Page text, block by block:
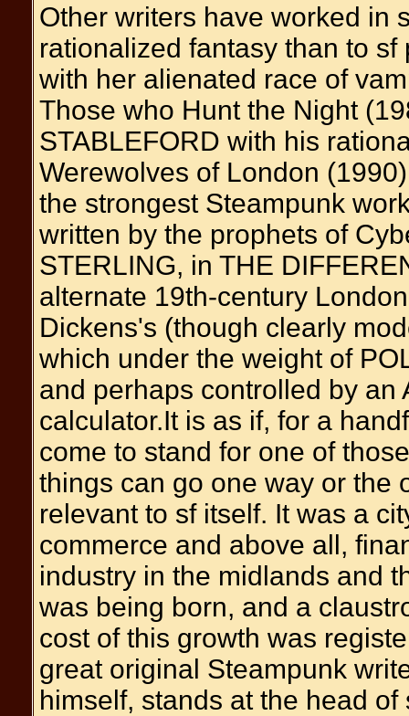
Other writers have worked in
rationalized fantasy than to
with her alienated race of
Those who Hunt the Night
STABLEFORD with his
Werewolves of London
the strongest Steampunk
written by the prophets of
STERLING, in THE
alternate 19th-century
Dickens's (though clearly
which under the weight of
and perhaps controlled by an
calculator.It is as if, for a
come to stand for one of
things can go one way or the
relevant to sf itself. It was a
commerce and above all,
industry in the midlands and
was being born, and a
cost of this growth was
great original Steampunk
himself, stands at the head